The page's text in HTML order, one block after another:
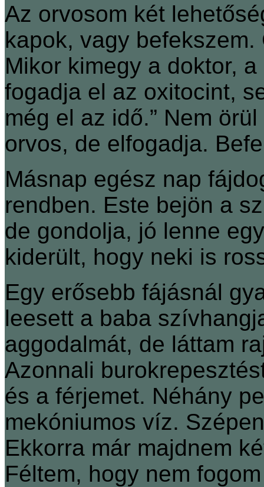
Az orvosom két
kapok, vagy
Mikor kimegy a doktor,
fogadja el az oxitocint,
még el az idő.” Nem
orvos, de elfogadja.
Másnap egész nap
rendben. Este bejön a
de gondolja, jó lenne
kiderült, hogy neki is
Egy erősebb fájásnál
leesett a baba
aggodalmát, de láttam
Azonnali
és a férjemet. Néhány
mekóniumos víz.
Ekkorra már majdnem
Féltem, hogy nem